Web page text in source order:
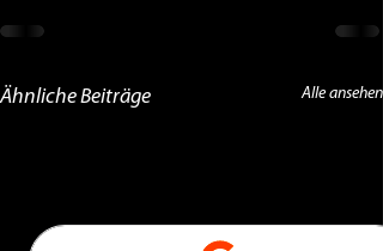
Ähnliche Beiträge Alle ansehen